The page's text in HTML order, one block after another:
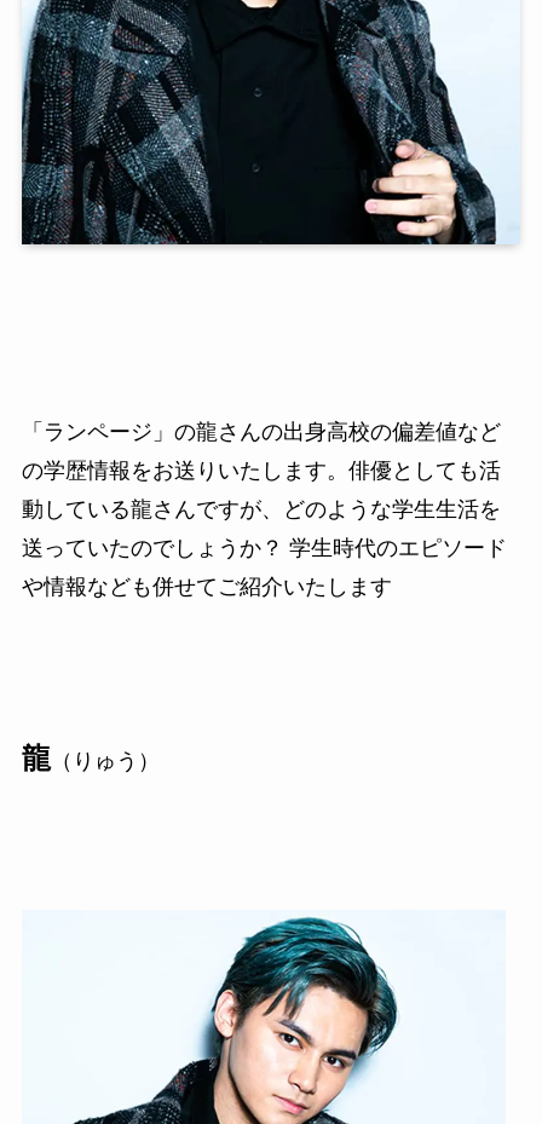
「ランページ」の龍さんの出身高校の偏差値など
の学歴情報をお送りいたします。俳優としても活
動している龍さんですが、どのような学生生活を
送っていたのでしょうか？ 学生時代のエピソード
や情報なども併せてご紹介いたします
龍（りゅう）